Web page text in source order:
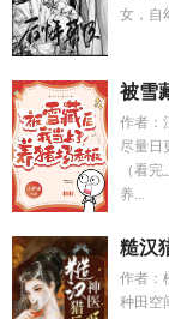
女，自
被雪
作者：
尽量日
（看
养...
糙汉
作者：
种田空